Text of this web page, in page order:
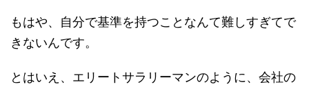
もはや、自分で基準を持つことなんて難しすぎてで
きないんです。
とはいえ、エリートサラリーマンのように、会社の